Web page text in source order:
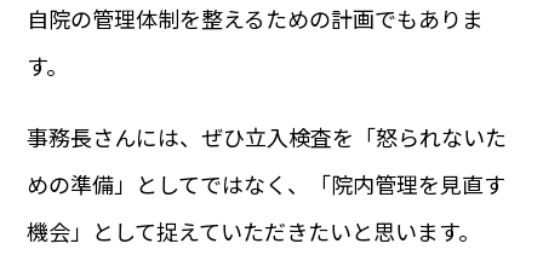
自院の管理体制を整えるための計画でもありま
す。
事務長さんには、ぜひ立入検査を「怒られないた
めの準備」としてではなく、「院内管理を見直す
機会」として捉えていただきたいと思います。